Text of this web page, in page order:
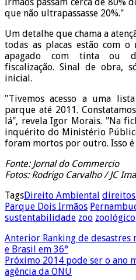
que não ultrapassasse 20%."
Um detalhe que chama a
todas as placas estão com o
apagado com tinta ou
fiscalização. Sinal de obra,
inicial.
"Tivemos acesso a uma
parque até 2011.
lá", revela Igor Morais. "Na
inquérito do Ministério
foram mortos por outro. Isso
Fonte: Jornal do Commercio
Fotos: Rodrigo Carvalho / JC
TagsDireito Ambiental
Parque Dois Irmãos
sustentabilidade zoo zoológico
Anterior Ranking de
e Brasil em 36°
Próximo 2014 pode ser o ano
agência da ONU